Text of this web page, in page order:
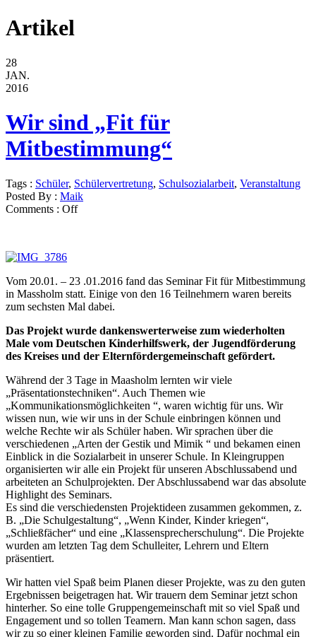
Artikel
28
JAN.
2016
Wir sind „Fit für
Mitbestimmung“
Tags : Schüler, Schülervertretung, Schulsozialarbeit, Veranstaltung
Posted By : Maik
Comments : Off
Vom 20.01. – 23 .01.2016 fand das Seminar Fit für Mitbestimmung
in Massholm statt. Einige von den 16 Teilnehmern waren bereits
zum sechsten Mal dabei.
Das Projekt wurde dankenswerterweise zum wiederholten
Male vom Deutschen Kinderhilfswerk, der Jugendförderung
des Kreises und der Elternfördergemeinschaft gefördert.
Während der 3 Tage in Maasholm lernten wir viele
„Präsentationstechniken“. Auch Themen wie
„Kommunikationsmöglichkeiten “, waren wichtig für uns. Wir
wissen nun, wie wir uns in der Schule einbringen können und
welche Rechte wir als Schüler haben. Wir sprachen über die
verschiedenen „Arten der Gestik und Mimik “ und bekamen einen
Einblick in die Sozialarbeit in unserer Schule. In Kleingruppen
organisierten wir alle ein Projekt für unseren Abschlussabend und
arbeiteten an Schulprojekten. Der Abschlussabend war das absolute
Highlight des Seminars.
Es sind die verschiedensten Projektideen zusammen gekommen, z.
B. „Die Schulgestaltung“, „Wenn Kinder, Kinder kriegen“,
„Schließfächer“ und eine „Klassensprecherschulung“. Die Projekte
wurden am letzten Tag dem Schulleiter, Lehrern und Eltern
präsentiert.
Wir hatten viel Spaß beim Planen dieser Projekte, was zu den guten
Ergebnissen beigetragen hat. Wir trauern dem Seminar jetzt schon
hinterher. So eine tolle Gruppengemeinschaft mit so viel Spaß und
Engagement und so tollen Teamern. Man kann schon sagen, dass
wir zu so einer kleinen Familie geworden sind. Dafür nochmal ein